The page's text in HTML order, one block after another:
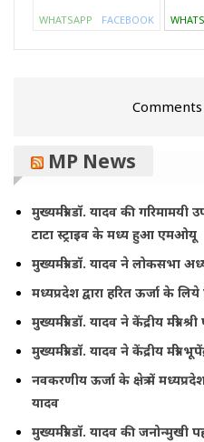
WHATSAPP
FACEBOOK
MP News
मुख्यमंत्री डॉ. यादव की गरिमामयी
टाटा स्ट्राइव के मध्य हुआ एमओयू
मुख्यमंत्री डॉ. यादव ने लोकसभा
मध्यप्रदेश द्वारा हरित ऊर्जा के
मुख्यमंत्री डॉ. यादव ने केंद्रीय मंत्री
मुख्यमंत्री डॉ. यादव ने केंद्रीय मंत्री
नवकरणीय ऊर्जा के क्षेत्र में
यादव
मुख्यमंत्री डॉ. यादव की जनोन्मुखी